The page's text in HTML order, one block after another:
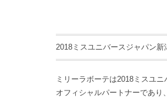
2018ミスユニバースジャパン新
ミリーラボーテは2018ミスユ
オフィシャルパートナーであり